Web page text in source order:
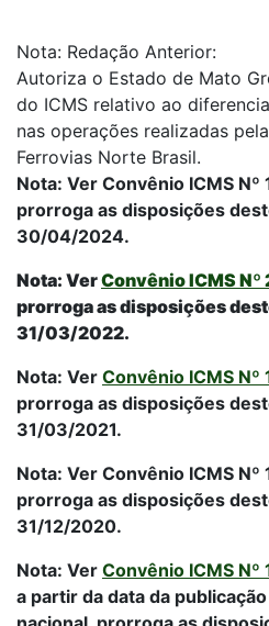
Nota: Redação Anterior:
Autoriza o Estado de Mato
do ICMS relativo ao
nas operações realizadas pela
Ferrovias Norte Brasil.
Nota: Ver Convênio ICMS Nº
prorroga as disposições
30/04/2024.
Nota: VerConvênio ICMS
prorroga as disposições
31/03/2022.
Nota: Ver Convênio ICMS
prorroga as disposições
31/03/2021.
Nota: Ver Convênio ICMS
prorroga as disposições
31/12/2020.
Nota: Ver Convênio ICMS
a partir da data da